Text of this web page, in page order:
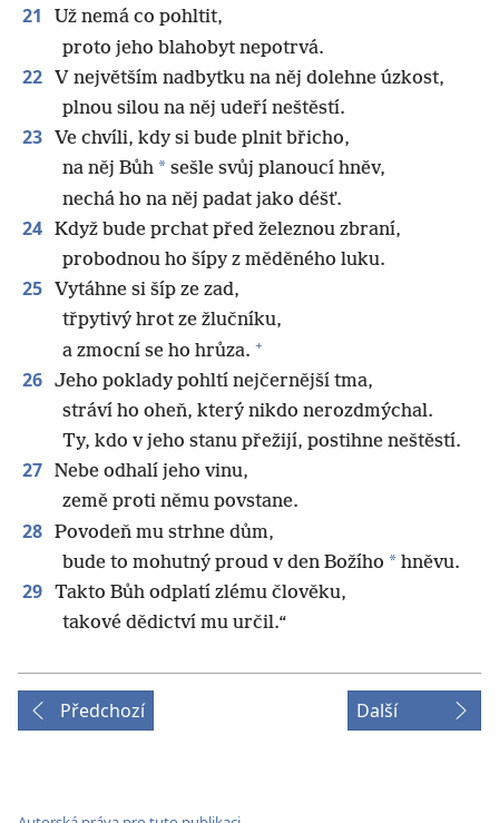
21
Už nemá co pohltit,
proto jeho blahobyt nepotrvá.
22 V největším nadbytku na něj dolehne úzkost,
plnou silou na něj udeří neštěstí.
23
Ve chvíli, kdy si bude plnit břicho,
na něj Bůh * sešle svůj planoucí hněv,
nechá ho na něj padat jako déšť.
24 Když bude prchat před železnou zbraní,
probodnou ho šípy z měděného luku.
25 Vytáhne si šíp ze zad,
třpytivý hrot ze žlučníku,
a zmocní se ho hrůza. +
26 Jeho poklady pohltí nejčernější tma,
stráví ho oheň, který nikdo nerozdmýchal.
Ty, kdo v jeho stanu přežijí, postihne neštěstí.
27 Nebe odhalí jeho vinu,
země proti němu povstane.
28 Povodeň mu strhne dům,
bude to mohutný proud v den Božího * hněvu.
29 Takto Bůh odplatí zlému člověku,
takové dědictví mu určil.“
Předchozí Další